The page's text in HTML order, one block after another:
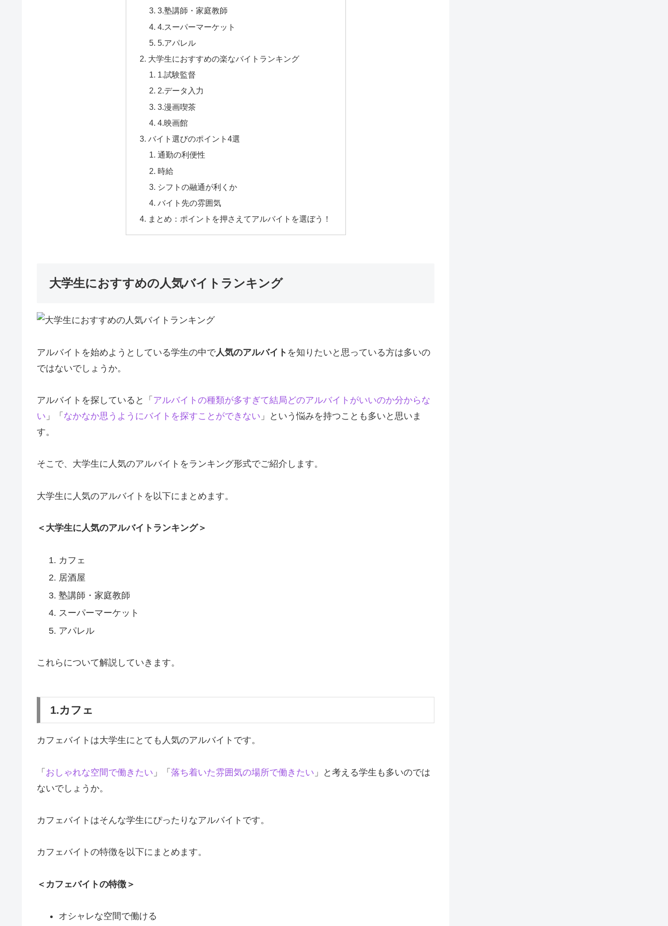
3.塾講師・家庭教師
4.スーパーマーケット
5.アパレル
大学生におすすめの楽なバイトランキング
1.試験監督
2.データ入力
3.漫画喫茶
4.映画館
バイト選びのポイント4選
通勤の利便性
時給
シフトの融通が利くか
バイト先の雰囲気
まとめ：ポイントを押さえてアルバイトを選ぼう！
大学生におすすめの人気バイトランキング
アルバイトを始めようとしている学生の中で人気のアルバイト を知りたいと思っている方は多いの
ではないでしょうか。
アルバイトを探していると「 アルバイトの種類が多すぎて結局どのアルバイトがいいのか分からな
い 」「 なかなか思うようにバイトを探すことができない 」という悩みを持つことも多いと思いま
す。
そこで、大学生に人気のアルバイトをランキング形式でご紹介します。
大学生に人気のアルバイトを以下にまとめます。
＜大学生に人気のアルバイトランキング＞
カフェ
居酒屋
塾講師・家庭教師
スーパーマーケット
アパレル
これらについて解説していきます。
1.カフェ
カフェバイトは大学生にとても人気のアルバイトです。
「 おしゃれな空間で働きたい 」「 落ち着いた雰囲気の場所で働きたい 」と考える学生も多いのでは
ないでしょうか。
カフェバイトはそんな学生にぴったりなアルバイトです。
カフェバイトの特徴を以下にまとめます。
＜カフェバイトの特徴＞
オシャレな空間で働ける